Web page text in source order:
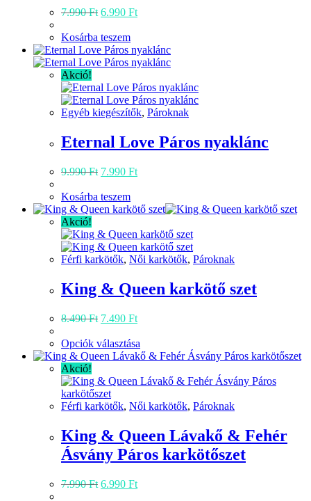
7.990Ft Original
was:
7.990 Ft.
6.990 FtCurrent
6.990 Ft.
Kosárba teszem
Akció!
Egyéb kiegészítők, Pároknak
Eternal Love Páros nyaklánc
9.990Ft Original
was:
9.990 Ft.
7.990 FtCurrent
7.990 Ft.
Kosárba teszem
Akció!
Férfi karkötők, Női karkötők, Pároknak
King & Queen karkötő szet
8.490Ft Original
was:
8.490 Ft.
7.490 FtCurrent
is:
7.490 Ft.
Opciók választása
a
több
van.
változatok
a
termékoldalon
Akció!
Férfi karkötők, Női karkötők, Pároknak
King & Queen Lávakő & Fehér
Ásvány Páros karkötőszet
7.990Ft Original
6.990 FtCurrent